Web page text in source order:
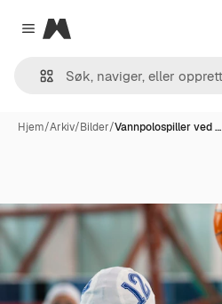
Close menu
Magnific
Hjem/Arkiv/Bilder/Vannpolospiller ved …